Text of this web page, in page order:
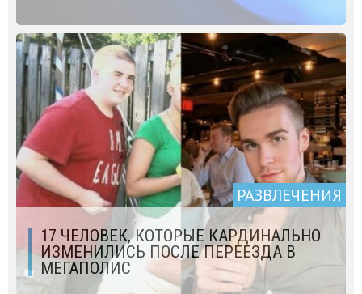
РАЗВЛЕЧЕНИЯ
17 ЧЕЛОВЕК, КОТОРЫЕ КАРДИНАЛЬНО
ИЗМЕНИЛИСЬ ПОСЛЕ ПЕРЕЕЗДА В
МЕГАПОЛИС